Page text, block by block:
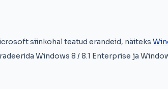
siinkohal teatud erandeid, näiteks
Windows 8 / 8.1 Enterprise ja